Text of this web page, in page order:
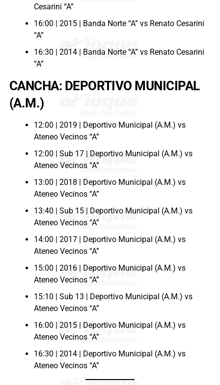
Cesarini “A”
16:00 | 2015 | Banda Norte “A” vs Renato Cesarini
“A”
16:30 | 2014 | Banda Norte “A” vs Renato Cesarini
“A”
CANCHA: DEPORTIVO MUNICIPAL
(A.M.)
12:00 | 2019 | Deportivo Municipal (A.M.) vs
Ateneo Vecinos “A”
12:00 | Sub 17 | Deportivo Municipal (A.M.) vs
Ateneo Vecinos “A”
13:00 | 2018 | Deportivo Municipal (A.M.) vs
Ateneo Vecinos “A”
13:40 | Sub 15 | Deportivo Municipal (A.M.) vs
Ateneo Vecinos “A”
14:00 | 2017 | Deportivo Municipal (A.M.) vs
Ateneo Vecinos “A”
15:00 | 2016 | Deportivo Municipal (A.M.) vs
Ateneo Vecinos “A”
15:10 | Sub 13 | Deportivo Municipal (A.M.) vs
Ateneo Vecinos “A”
16:00 | 2015 | Deportivo Municipal (A.M.) vs
Ateneo Vecinos “A”
16:30 | 2014 | Deportivo Municipal (A.M.) vs
Ateneo Vecinos “A”